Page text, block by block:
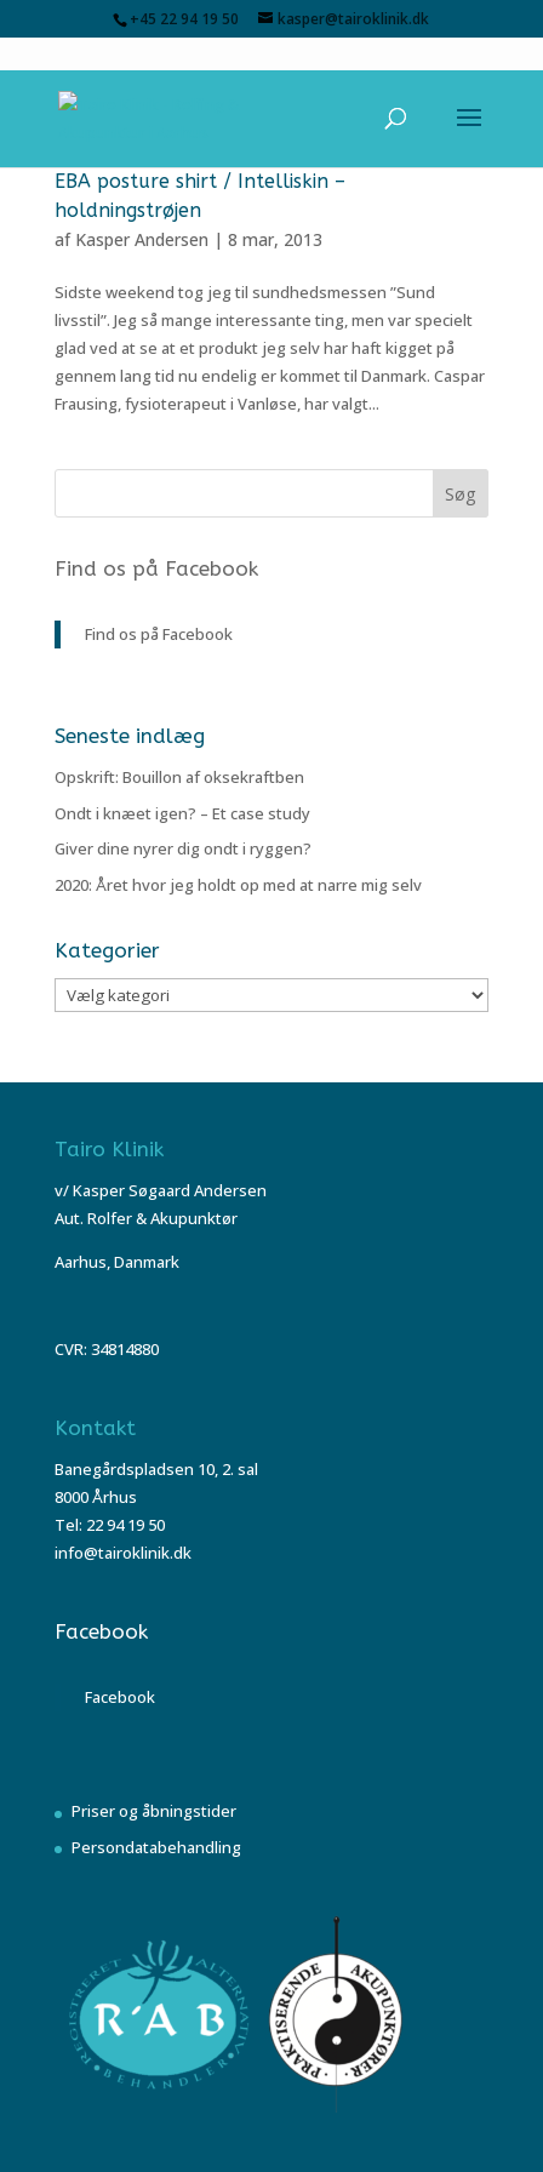
+45 22 94 19 50 kasper@tairoklinik.dk
EBA posture shirt / Intelliskin –
holdningstrøjen
af Kasper Andersen | 8 mar, 2013
Sidste weekend tog jeg til sundhedsmessen ”Sund
livsstil”. Jeg så mange interessante ting, men var specielt
glad ved at se at et produkt jeg selv har haft kigget på
gennem lang tid nu endelig er kommet til Danmark. Caspar
Frausing, fysioterapeut i Vanløse, har valgt...
Find os på Facebook
Find os på Facebook
Seneste indlæg
Opskrift: Bouillon af oksekraftben
Ondt i knæet igen? – Et case study
Giver dine nyrer dig ondt i ryggen?
2020: Året hvor jeg holdt op med at narre mig selv
Kategorier
Kategorier
Tairo Klinik
v/ Kasper Søgaard Andersen
Aut. Rolfer & Akupunktør
Aarhus, Danmark
CVR: 34814880
Kontakt
Banegårdspladsen 10, 2. sal
8000 Århus
Tel: 22 94 19 50
info@tairoklinik.dk
Facebook
Facebook
Priser og åbningstider
Persondatabehandling